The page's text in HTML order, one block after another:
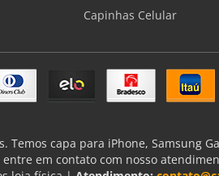
Capinhas Celular
capa para iPhone, Samsung
em contato com nosso